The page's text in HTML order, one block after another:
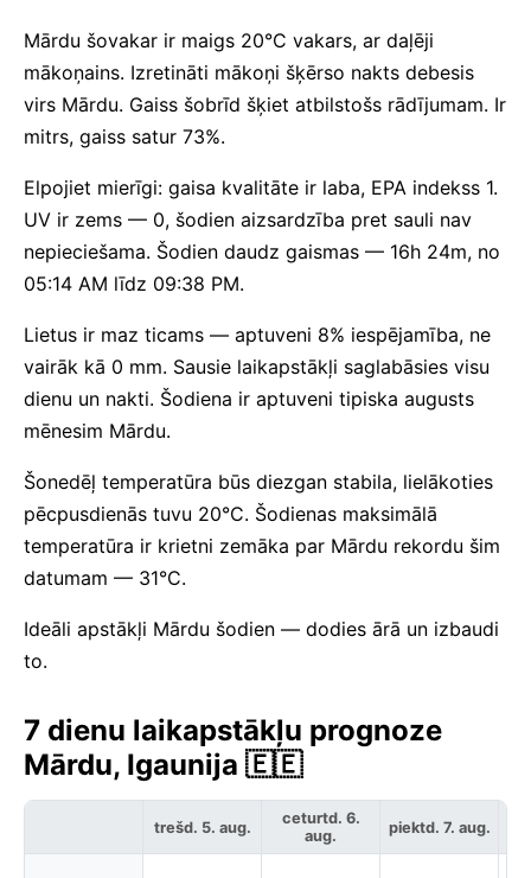
Mārdu šovakar ir maigs 20°C vakars, ar daļēji
mākoņains. Izretināti mākoņi šķērso nakts debesis
virs Mārdu. Gaiss šobrīd šķiet atbilstošs rādījumam. Ir
mitrs, gaiss satur 73%.
Elpojiet mierīgi: gaisa kvalitāte ir laba, EPA indekss 1.
UV ir zems — 0, šodien aizsardzība pret sauli nav
nepieciešama. Šodien daudz gaismas — 16h 24m, no
05:14 AM līdz 09:38 PM.
Lietus ir maz ticams — aptuveni 8% iespējamība, ne
vairāk kā 0 mm. Sausie laikapstākļi saglabāsies visu
dienu un nakti. Šodiena ir aptuveni tipiska augusts
mēnesim Mārdu.
Šonedēļ temperatūra būs diezgan stabila, lielākoties
pēcpusdienās tuvu 20°C. Šodienas maksimālā
temperatūra ir krietni zemāka par Mārdu rekordu šim
datumam — 31°C.
Ideāli apstākļi Mārdu šodien — dodies ārā un izbaudi
to.
7 dienu laikapstākļu prognoze
Mārdu, Igaunija 🇪🇪
trešd. 5. aug.
ceturtd. 6.
aug.
piektd. 7. aug.